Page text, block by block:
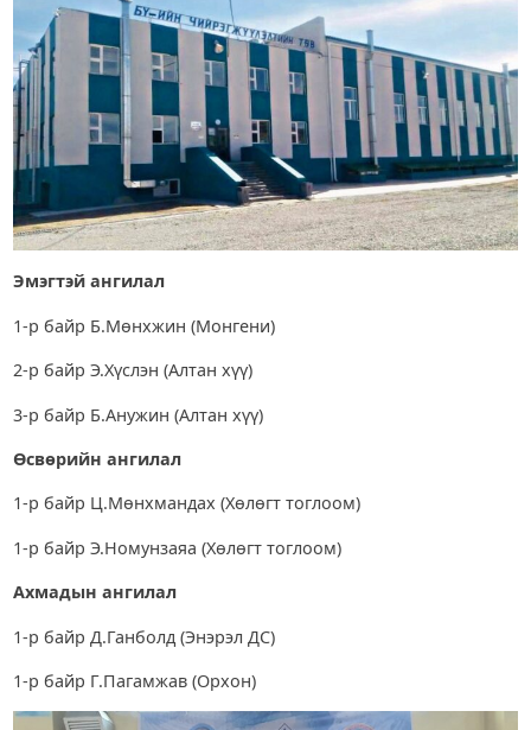
Эмэгтэй ангилал
1-р байр Б.Мөнхжин (Монгени)
2-р байр Э.Хүслэн (Алтан хүү)
3-р байр Б.Анужин (Алтан хүү)
Өсвөрийн ангилал
1-р байр Ц.Мөнхмандах (Хөлөгт тоглоом)
1-р байр Э.Номунзаяа (Хөлөгт тоглоом)
Ахмадын ангилал
1-р байр Д.Ганболд (Энэрэл ДС)
1-р байр Г.Пагамжав (Орхон)